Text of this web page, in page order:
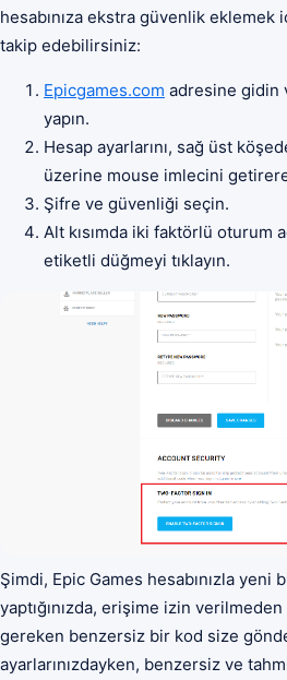
hesabınıza ekstra güvenlik eklemek
takip edebilirsiniz:
Epicgames.com adresine gidin
yapın.
Hesap ayarlarını, sağ üst
üzerine mouse imlecini
Şifre ve güvenliği seçin.
Alt kısımda iki faktörlü oturum
etiketli düğmeyi tıklayın.
Şimdi, Epic Games hesabınızla yeni
yaptığınızda, erişime izin
gereken benzersiz bir kod size
ayarlarınızdayken, benzersiz ve